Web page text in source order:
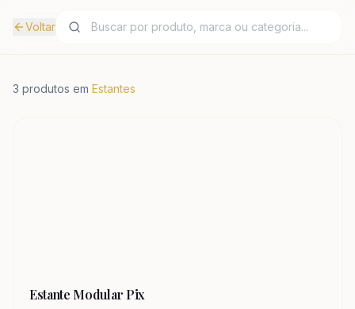
Voltar
3 produtos em Estantes
Estante Modular Pix